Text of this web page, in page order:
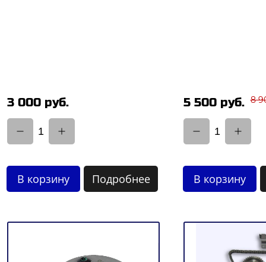
3 000 руб.
1
В корзину Подробнее
5 500 руб. 8
1
В корзину